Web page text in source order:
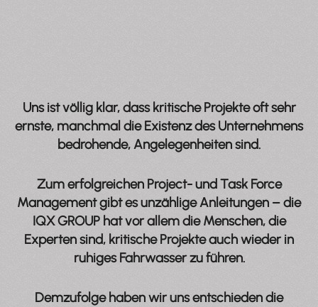
Uns ist völlig klar, dass kritische Projekte oft sehr
ernste, manchmal die Existenz des Unternehmens
bedrohende, Angelegenheiten sind.
Zum erfolgreichen Project- und Task Force
Management gibt es unzählige Anleitungen – die
IQX GROUP hat vor allem die Menschen, die
Experten sind, kritische Projekte auch wieder in
ruhiges Fahrwasser zu führen.
Demzufolge haben wir uns entschieden die